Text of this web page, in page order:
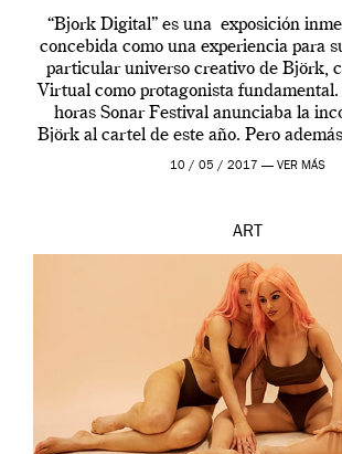
“Bjork Digital” es una exposición
concebida como una experiencia para
particular universo creativo de Björk,
Virtual como protagonista fundamental.
horas Sonar Festival anunciaba la
Björk al cartel de este año. Pero
en una de las actuaciones más
10 / 05 / 2017 — VER MÁS
ART